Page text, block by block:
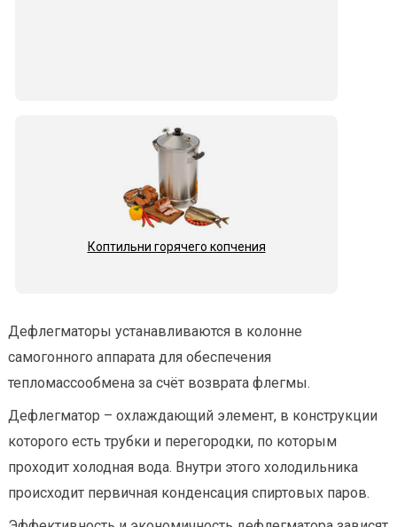
Коптильни горячего копчения
Дефлегматоры устанавливаются в колонне
самогонного аппарата для обеспечения
тепломассообмена за счёт возврата флегмы.
Дефлегматор – охлаждающий элемент, в конструкции
которого есть трубки и перегородки, по которым
проходит холодная вода. Внутри этого холодильника
происходит первичная конденсация спиртовых паров.